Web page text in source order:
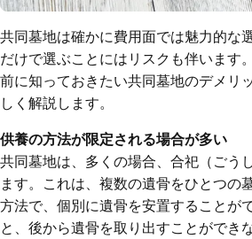
共同墓地は確かに費用面では魅力的な
だけで選ぶことにはリスクも伴います
前に知っておきたい共同墓地のデメリ
しく解説します。
供養の方法が限定される場合が多い
共同墓地は、多くの場合、合祀（ごう
ます。これは、複数の遺骨をひとつの
方法で、個別に遺骨を安置することが
と、後から遺骨を取り出すことができ